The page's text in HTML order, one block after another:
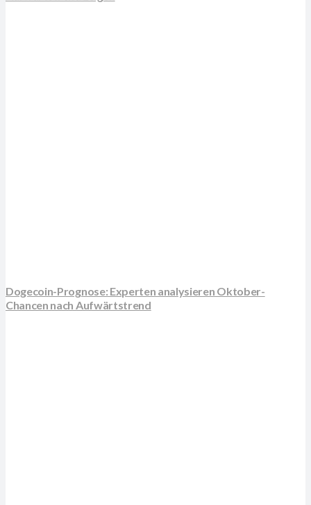
Dogecoin-Prognose: Experten analysieren Oktober-
Chancen nach Aufwärtstrend